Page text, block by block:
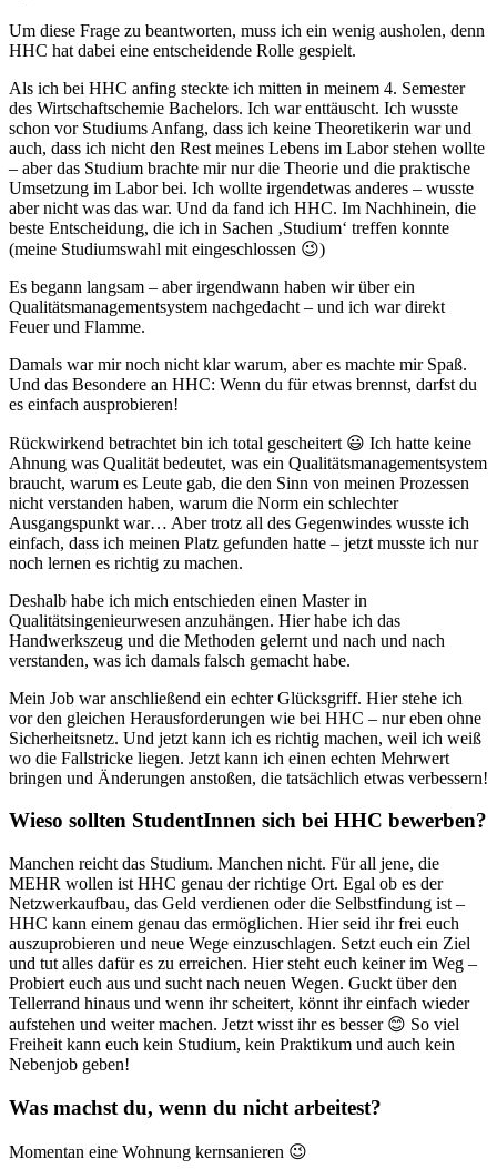
Um diese Frage zu beantworten, muss ich ein wenig ausholen, denn
HHC hat dabei eine entscheidende Rolle gespielt.
Als ich bei HHC anfing steckte ich mitten in meinem 4. Semester
des Wirtschaftschemie Bachelors. Ich war enttäuscht. Ich wusste
schon vor Studiums Anfang, dass ich keine Theoretikerin war und
auch, dass ich nicht den Rest meines Lebens im Labor stehen wollte
– aber das Studium brachte mir nur die Theorie und die praktische
Umsetzung im Labor bei. Ich wollte irgendetwas anderes – wusste
aber nicht was das war. Und da fand ich HHC. Im Nachhinein, die
beste Entscheidung, die ich in Sachen ‚Studium‘ treffen konnte
(meine Studiumswahl mit eingeschlossen 😉)
Es begann langsam – aber irgendwann haben wir über ein
Qualitätsmanagementsystem nachgedacht – und ich war direkt
Feuer und Flamme.
Damals war mir noch nicht klar warum, aber es machte mir Spaß.
Und das Besondere an HHC: Wenn du für etwas brennst, darfst du
es einfach ausprobieren!
Rückwirkend betrachtet bin ich total gescheitert 😃 Ich hatte keine
Ahnung was Qualität bedeutet, was ein Qualitätsmanagementsystem
braucht, warum es Leute gab, die den Sinn von meinen Prozessen
nicht verstanden haben, warum die Norm ein schlechter
Ausgangspunkt war… Aber trotz all des Gegenwindes wusste ich
einfach, dass ich meinen Platz gefunden hatte – jetzt musste ich nur
noch lernen es richtig zu machen.
Deshalb habe ich mich entschieden einen Master in
Qualitätsingenieurwesen anzuhängen. Hier habe ich das
Handwerkszeug und die Methoden gelernt und nach und nach
verstanden, was ich damals falsch gemacht habe.
Mein Job war anschließend ein echter Glücksgriff. Hier stehe ich
vor den gleichen Herausforderungen wie bei HHC – nur eben ohne
Sicherheitsnetz. Und jetzt kann ich es richtig machen, weil ich weiß
wo die Fallstricke liegen. Jetzt kann ich einen echten Mehrwert
bringen und Änderungen anstoßen, die tatsächlich etwas verbessern!
Wieso sollten StudentInnen sich bei HHC bewerben?
Manchen reicht das Studium. Manchen nicht. Für all jene, die
MEHR wollen ist HHC genau der richtige Ort. Egal ob es der
Netzwerkaufbau, das Geld verdienen oder die Selbstfindung ist –
HHC kann einem genau das ermöglichen. Hier seid ihr frei euch
auszuprobieren und neue Wege einzuschlagen. Setzt euch ein Ziel
und tut alles dafür es zu erreichen. Hier steht euch keiner im Weg –
Probiert euch aus und sucht nach neuen Wegen. Guckt über den
Tellerrand hinaus und wenn ihr scheitert, könnt ihr einfach wieder
aufstehen und weiter machen. Jetzt wisst ihr es besser 😊 So viel
Freiheit kann euch kein Studium, kein Praktikum und auch kein
Nebenjob geben!
Was machst du, wenn du nicht arbeitest?
Momentan eine Wohnung kernsanieren 😉